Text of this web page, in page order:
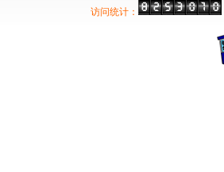
访问统计：